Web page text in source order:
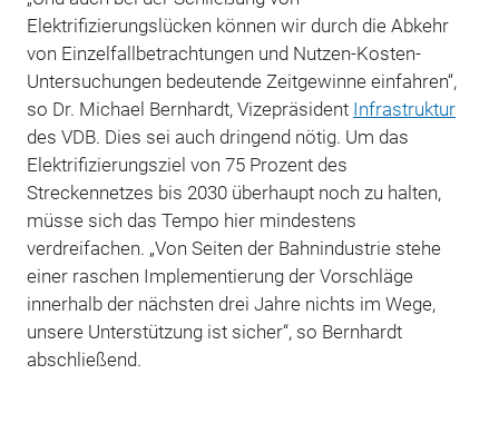
Elektrifizierungslücken können wir durch die Abkehr
von Einzelfallbetrachtungen und Nutzen-Kosten-
Untersuchungen bedeutende Zeitgewinne einfahren“,
so Dr. Michael Bernhardt, Vizepräsident Infrastruktur
des VDB. Dies sei auch dringend nötig. Um das
Elektrifizierungsziel von 75 Prozent des
Streckennetzes bis 2030 überhaupt noch zu halten,
müsse sich das Tempo hier mindestens
verdreifachen. „Von Seiten der Bahnindustrie stehe
einer raschen Implementierung der Vorschläge
innerhalb der nächsten drei Jahre nichts im Wege,
unsere Unterstützung ist sicher“, so Bernhardt
abschließend.